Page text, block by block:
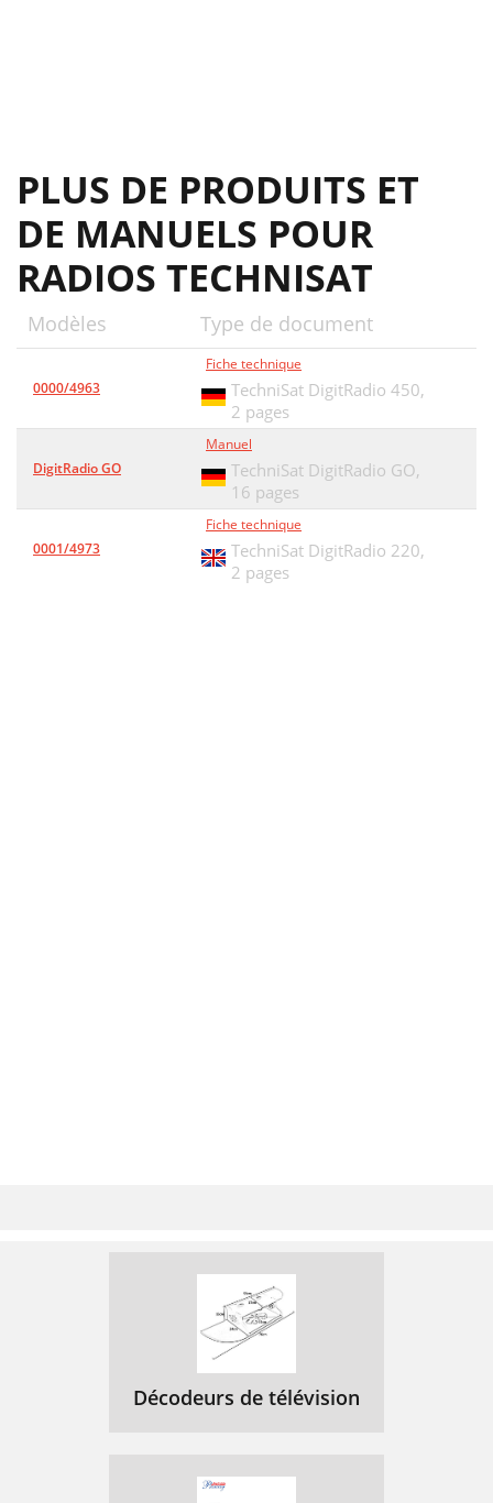
PLUS DE PRODUITS ET
DE MANUELS POUR
RADIOS TECHNISAT
Modèles Type de document
0000/4963
Fiche technique
TechniSat DigitRadio 450,
2 pages
DigitRadio GO
Manuel
TechniSat DigitRadio GO,
16 pages
0001/4973
Fiche technique
TechniSat DigitRadio 220,
2 pages
Décodeurs de télévision